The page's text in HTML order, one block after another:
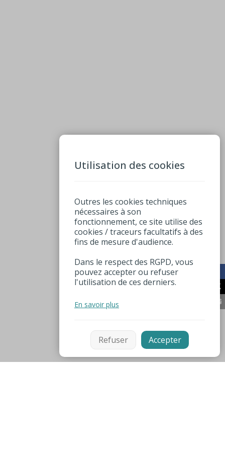
Utilisation des cookies
Outres les cookies techniques
nécessaires à son
fonctionnement, ce site utilise des
cookies / traceurs facultatifs à des
fins de mesure d'audience.
Dans le respect des RGPD, vous
pouvez accepter ou refuser
l'utilisation de ces derniers.
En savoir plus
Refuser Accepter